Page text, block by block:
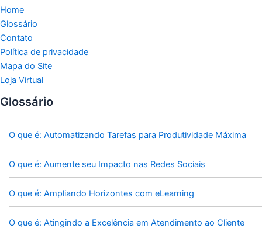
Home
Glossário
Contato
Política de privacidade
Mapa do Site
Loja Virtual
Glossário
O que é: Automatizando Tarefas para Produtividade Máxima
O que é: Aumente seu Impacto nas Redes Sociais
O que é: Ampliando Horizontes com eLearning
O que é: Atingindo a Excelência em Atendimento ao Cliente